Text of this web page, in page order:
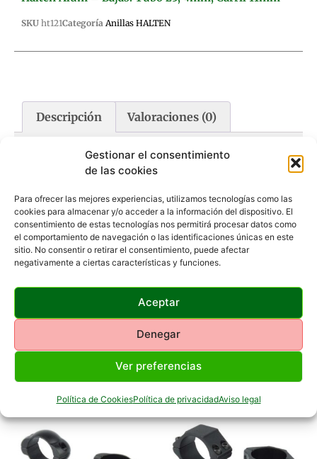
Gestionar el consentimiento
de las cookies
Para ofrecer las mejores experiencias, utilizamos tecnologías como las
cookies para almacenar y/o acceder a la información del dispositivo. El
consentimiento de estas tecnologías nos permitirá procesar datos como
el comportamiento de navegación o las identificaciones únicas en este
sitio. No consentir o retirar el consentimiento, puede afectar
negativamente a ciertas características y funciones.
Aceptar
Denegar
Ver preferencias
Política de CookiesPolítica de privacidadAviso legal
Productos Relacionados
SKU ht121Categoría Anillas HALTEN
Descripción Valoraciones (0)
Descripción
Aleación de aluminio que ofrece ligereza y excelente
resistencia.
Firmeza y sujeción duradera gracias a sus 6 tornillos
Allen.
Para carril tipo Dovetail.
Tubo (mm): 25,4
Peso (g/Unidad): 42